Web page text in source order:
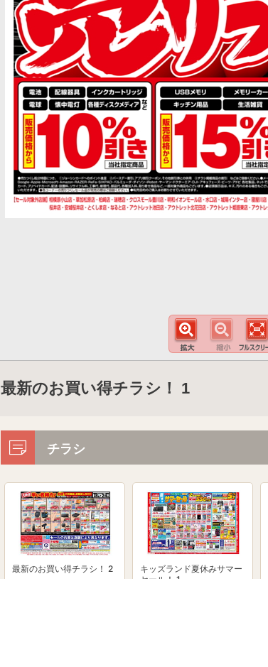
最新のお買い得チラシ！ 1
チラシ
最新のお買い得チラシ！ 2
キッズランド夏休みサマー
セール！ 1